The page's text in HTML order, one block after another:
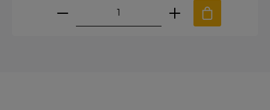
Produktmængde: Indtast den